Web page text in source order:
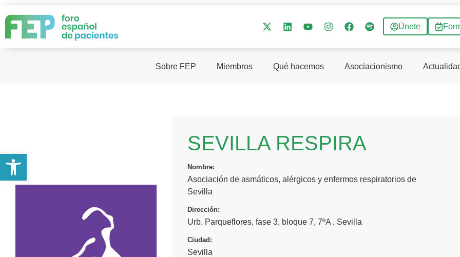
Únete
Sobre FEP Miembros Qué hacemos Asociacionismo
SEVILLA RESPIRA
Nombre:
Asociación de asmáticos, alérgicos y enfermos respiratorios de
Sevilla
Dirección:
Urb. Parqueflores, fase 3, bloque 7, 7ºA , Sevilla
Ciudad:
Sevilla
Abrir barra de herramientas